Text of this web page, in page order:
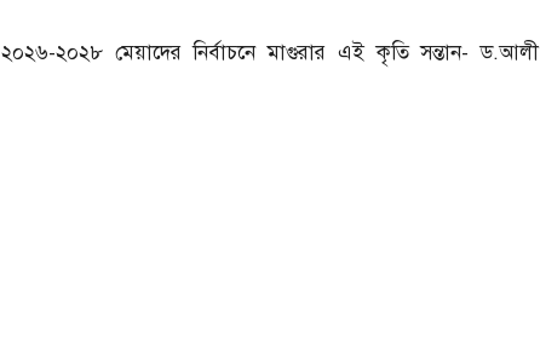
২০২৮ মেয়াদের নির্বাচনে মাগুরার এই কৃতি সন্তান- ড.আলী